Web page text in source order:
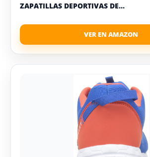
ZAPATILLAS DEPORTIVAS DE...